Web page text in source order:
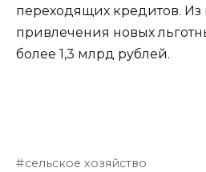
переходящих кредитов. Из
привлечения новых
более 1,3 млрд рублей.
сельское хозяйство